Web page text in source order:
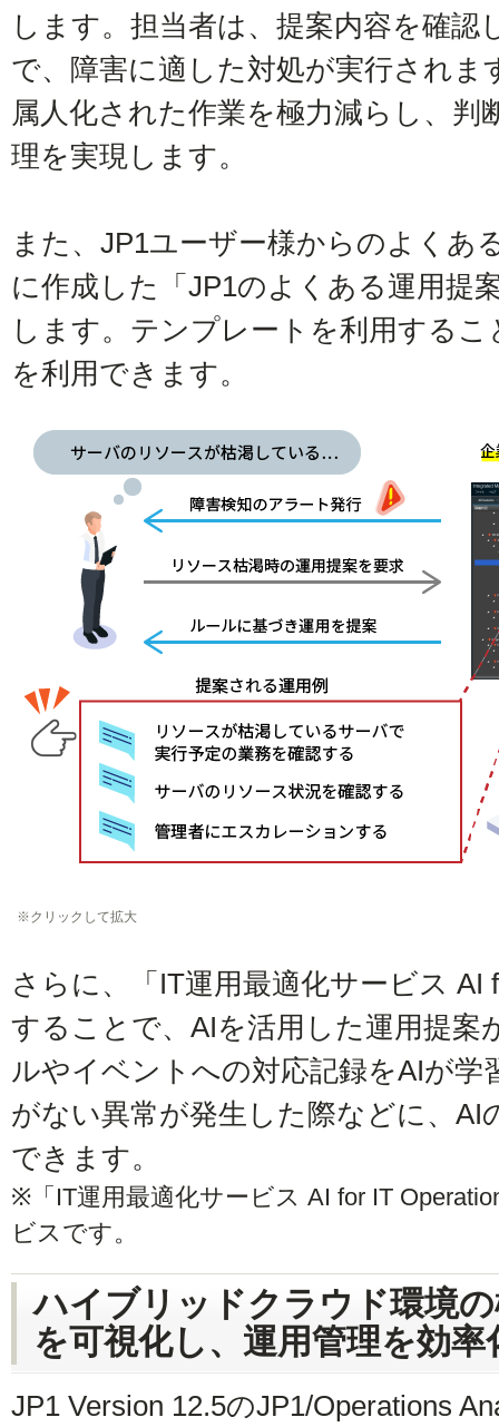
します。担当者は、提案内容を確認
で、障害に適した対処が実行されま
属人化された作業を極力減らし、判
理を実現します。
また、JP1ユーザー様からのよくあ
に作成した「JP1のよくある運用提
します。テンプレートを利用する
を利用できます。
※クリックして拡大
さらに、「IT運用最適化サービス AI
することで、AIを活用した運用提案
ルやイベントへの対応記録をAIが
がない異常が発生した際などに、AI
できます。
※「IT運用最適化サービス AI for IT
ビスです。
ハイブリッドクラウド環境
を可視化し、運用管理を効率
JP1 Version 12.5のJP1/Operations